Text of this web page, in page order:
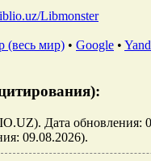
Libmonster
(весь мир) • Google •
Дата обновления:
09.08.2026).